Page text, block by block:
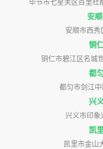
毕节市七星关区百里杜
安
安顺市西
铜
铜仁市碧江区名城
都
都匀市剑江中
兴
兴义市印象
凯
凯里市金山